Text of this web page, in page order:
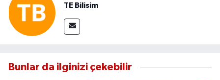
TE Bilisim
Bunlar da ilginizi çekebilir